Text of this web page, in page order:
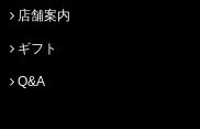
店舗案内
ギフト
Q&A